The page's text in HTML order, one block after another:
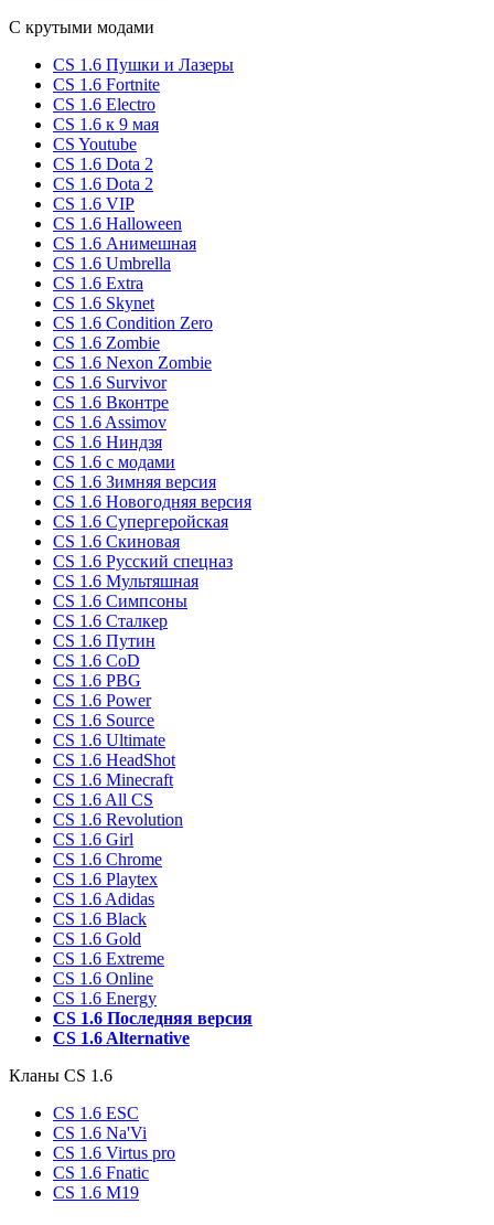
С крутыми модами
CS 1.6 Пушки и Лазеры
CS 1.6 Fortnite
CS 1.6 Electro
CS 1.6 к 9 мая
CS Youtube
CS 1.6 Dota 2
CS 1.6 Dota 2
CS 1.6 VIP
CS 1.6 Halloween
CS 1.6 Анимешная
CS 1.6 Umbrella
CS 1.6 Extra
CS 1.6 Skynet
CS 1.6 Condition Zero
CS 1.6 Zombie
CS 1.6 Nexon Zombie
CS 1.6 Survivor
CS 1.6 Вконтре
CS 1.6 Assimov
CS 1.6 Ниндзя
CS 1.6 с модами
CS 1.6 Зимняя версия
CS 1.6 Новогодняя версия
CS 1.6 Супергеройская
CS 1.6 Скиновая
CS 1.6 Русский спецназ
CS 1.6 Мультяшная
CS 1.6 Симпсоны
CS 1.6 Сталкер
CS 1.6 Путин
CS 1.6 CoD
CS 1.6 PBG
CS 1.6 Power
CS 1.6 Source
CS 1.6 Ultimate
CS 1.6 HeadShot
CS 1.6 Minecraft
CS 1.6 All CS
CS 1.6 Revolution
CS 1.6 Girl
CS 1.6 Chrome
CS 1.6 Playtex
CS 1.6 Adidas
CS 1.6 Black
CS 1.6 Gold
CS 1.6 Extreme
CS 1.6 Online
CS 1.6 Energy
CS 1.6 Последняя версия
CS 1.6 Alternative
Кланы СS 1.6
CS 1.6 ESC
CS 1.6 Na'Vi
CS 1.6 Virtus pro
CS 1.6 Fnatic
CS 1.6 M19